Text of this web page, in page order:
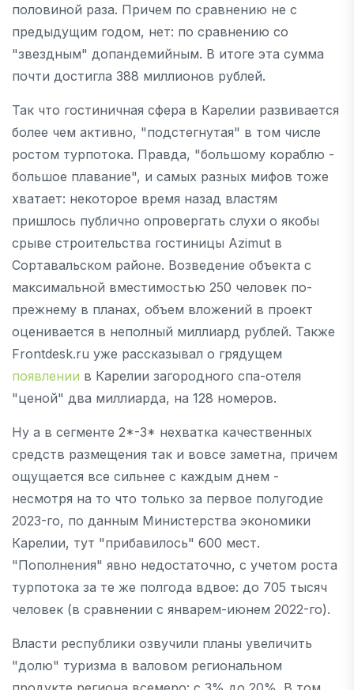
половиной раза. Причем по сравнению не с
предыдущим годом, нет: по сравнению со
"звездным" допандемийным. В итоге эта сумма
почти достигла 388 миллионов рублей.
Так что гостиничная сфера в Карелии развивается
более чем активно, "подстегнутая" в том числе
ростом турпотока. Правда, "большому кораблю -
большое плавание", и самых разных мифов тоже
хватает: некоторое время назад властям
пришлось публично опровергать слухи о якобы
срыве строительства гостиницы Azimut в
Сортавальском районе. Возведение объекта с
максимальной вместимостью 250 человек по-
прежнему в планах, объем вложений в проект
оценивается в неполный миллиард рублей. Также
Frontdesk.ru уже рассказывал о грядущем
появлении в Карелии загородного спа-отеля
"ценой" два миллиарда, на 128 номеров.
Ну а в сегменте 2*-3* нехватка качественных
средств размещения так и вовсе заметна, причем
ощущается все сильнее с каждым днем -
несмотря на то что только за первое полугодие
2023-го, по данным Министерства экономики
Карелии, тут "прибавилось" 600 мест.
"Пополнения" явно недостаточно, с учетом роста
турпотока за те же полгода вдвое: до 705 тысяч
человек (в сравнении с январем-июнем 2022-го).
Власти республики озвучили планы увеличить
"долю" туризма в валовом региональном